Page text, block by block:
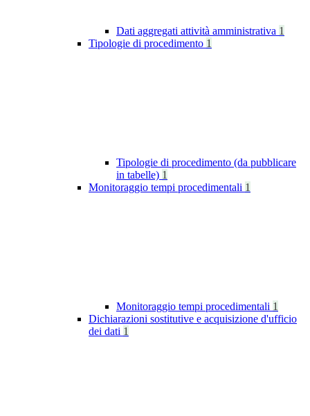
Dati aggregati attività amministrativa 1
Tipologie di procedimento 1
Tipologie di procedimento (da pubblicare
in tabelle) 1
Monitoraggio tempi procedimentali 1
Monitoraggio tempi procedimentali 1
Dichiarazioni sostitutive e acquisizione d'ufficio
dei dati 1